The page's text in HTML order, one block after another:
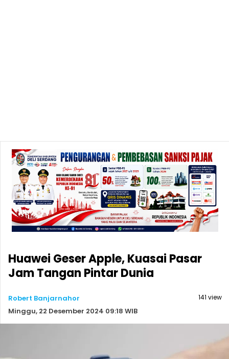
Huawei Geser Apple, Kuasai Pasar
Jam Tangan Pintar Dunia
Robert Banjarnahor
Minggu, 22 Desember 2024 09:18 WIB
141 view